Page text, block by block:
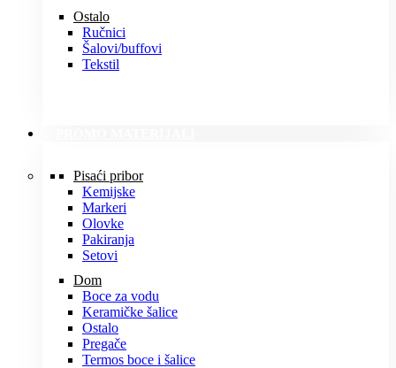
Ostalo
Ručnici
Šalovi/buffovi
Tekstil
Pisaći pribor
Kemijske
Markeri
Olovke
Pakiranja
Setovi
Dom
Boce za vodu
Keramičke šalice
Ostalo
Pregače
Termos boce i šalice